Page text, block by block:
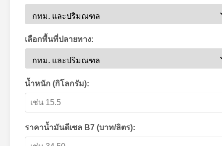
เลือกพื้นที่ปลายทาง:
น้ำหนัก (กิโลกรัม):
ราคาน้ำมันดีเซล B7 (บาท/ลิตร):